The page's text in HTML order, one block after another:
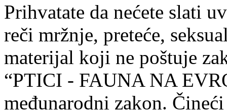
Prihvatate da nećete slati
reči mržnje, preteće,
materijal koji ne poštuje
“PTICI - FAUNA NA
međunarodni zakon.